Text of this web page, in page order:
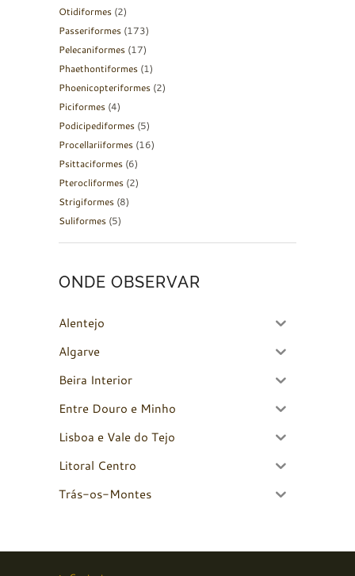
Otidiformes (2)
Passeriformes (173)
Pelecaniformes (17)
Phaethontiformes (1)
Phoenicopteriformes (2)
Piciformes (4)
Podicipediformes (5)
Procellariiformes (16)
Psittaciformes (6)
Pterocliformes (2)
Strigiformes (8)
Suliformes (5)
ONDE OBSERVAR
Alentejo
Algarve
Beira Interior
Entre Douro e Minho
Lisboa e Vale do Tejo
Litoral Centro
Trás-os-Montes